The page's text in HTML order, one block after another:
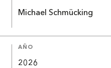
Michael Schmücking
AÑO
2026